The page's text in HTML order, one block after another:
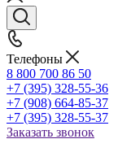
Телефоны
8 800 700 86 50
+7 (395) 328-55-36
+7 (908) 664-85-37
+7 (395) 328-55-37
Заказать звонок